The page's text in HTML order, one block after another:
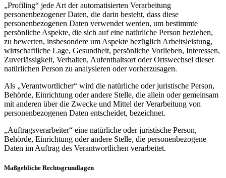
„Profiling“ jede Art der automatisierten Verarbeitung
personenbezogener Daten, die darin besteht, dass diese
personenbezogenen Daten verwendet werden, um bestimmte
persönliche Aspekte, die sich auf eine natürliche Person beziehen,
zu bewerten, insbesondere um Aspekte bezüglich Arbeitsleistung,
wirtschaftliche Lage, Gesundheit, persönliche Vorlieben, Interessen,
Zuverlässigkeit, Verhalten, Aufenthaltsort oder Ortswechsel dieser
natürlichen Person zu analysieren oder vorherzusagen.
Als „Verantwortlicher“ wird die natürliche oder juristische Person,
Behörde, Einrichtung oder andere Stelle, die allein oder gemeinsam
mit anderen über die Zwecke und Mittel der Verarbeitung von
personenbezogenen Daten entscheidet, bezeichnet.
„Auftragsverarbeiter“ eine natürliche oder juristische Person,
Behörde, Einrichtung oder andere Stelle, die personenbezogene
Daten im Auftrag des Verantwortlichen verarbeitet.
Maßgebliche Rechtsgrundlagen